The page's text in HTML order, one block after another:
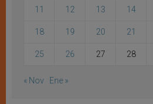
11 12 13 14
18 19 20 21
25 26 27 28
« Nov Ene »